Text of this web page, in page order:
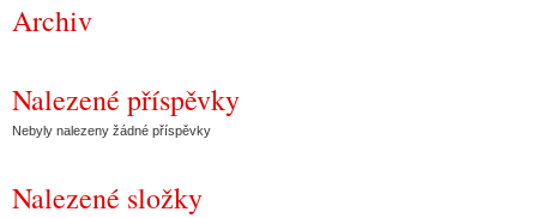
Archiv
Nalezené příspěvky
Nebyly nalezeny žádné příspěvky
Nalezené složky